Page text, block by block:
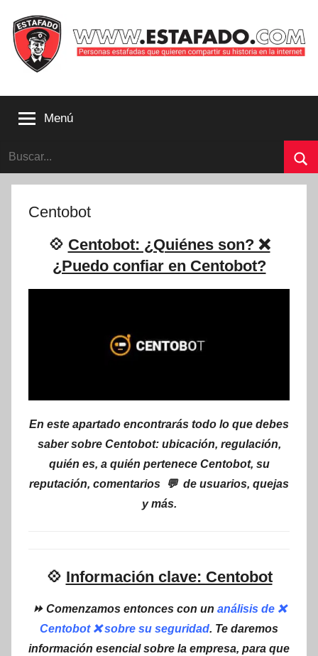
contenido
que
compartir
su
Estafado.com
Menú
Buscar:
Centobot
💠 Centobot: ¿Quiénes son? ❌
¿Puedo confiar en Centobot?
En este apartado encontrarás todo lo que debes
saber sobre Centobot: ubicación, regulación,
quién es, a quién pertenece Centobot, su
reputación, comentarios 💬 de usuarios, quejas
y más.
💠 Información clave: Centobot
⏩ Comenzamos entonces con un análisis de ❌
Centobot ❌ sobre su seguridad. Te daremos
información esencial sobre la empresa, para que